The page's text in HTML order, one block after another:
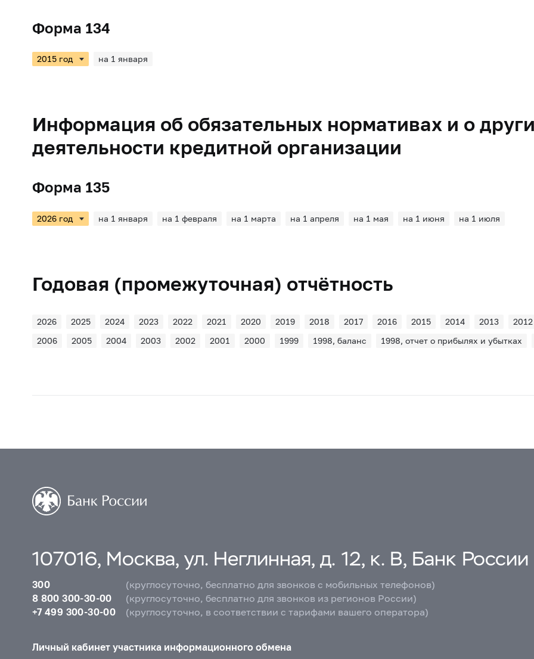
Форма 134
на 1 января
Информация об обязательных нормативах и о
деятельности кредитной организации
Форма 135
на 1 января на 1 февраля на 1 марта на 1 апреля на 1 мая на 1 июня на 1 июля
Годовая (промежуточная) отчётность
2026 2025 2024 2023 2022 2021 2020 2019 2018 2017 2016 2015 2014 2013
2012
2006
2005 2004 2003 2002 2001 2000 1999 1998, баланс 1998, отчет о прибылях и убытках
107016, Москва, ул. Неглинная, д. 12, к. В, Банк России
300
(круглосуточно, бесплатно для звонков с мобильных телефонов)
8 800 300-30-00
(круглосуточно, бесплатно для звонков из регионов России)
+7 499 300-30-00
(круглосуточно, в соответствии с тарифами вашего оператора)
Личный кабинет участника информационного обмена